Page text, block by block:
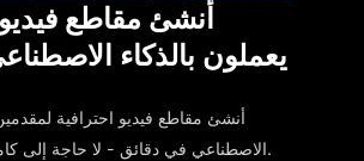
أنشئ مقاطع
يعملون بالذكاء
أنشئ مقاطع فيديو احترافية
الاصطناعي في دقائق - لا حاجة إلى كاميرات أو ممثلين.